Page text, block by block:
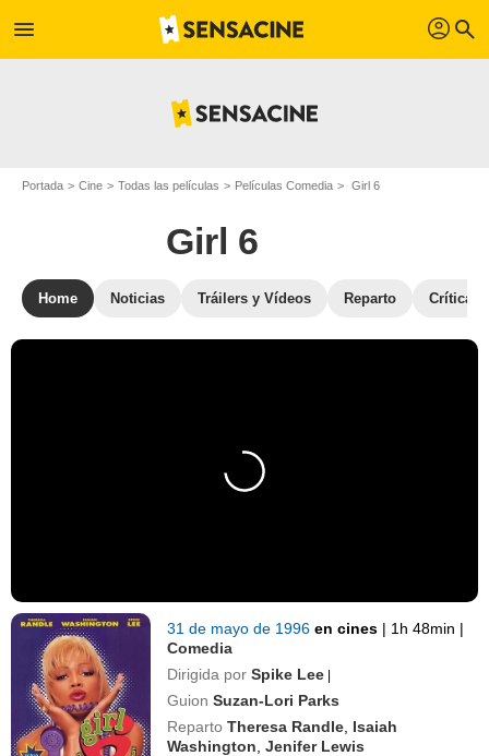
menu profil search
Portada Cine Todas las películas Películas Comedia Girl 6
Girl 6
Home Noticias Tráilers y Vídeos Reparto Críticas
31 de mayo de 1996en cines | 1h 48min |
Comedia
Dirigida por Spike Lee |
Guion Suzan-Lori Parks
Reparto Theresa Randle Isaiah
Washington ,Jenifer Lewis